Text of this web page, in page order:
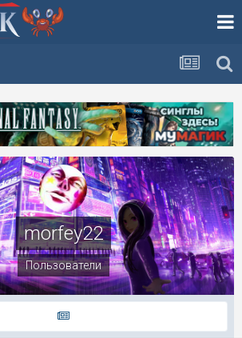
morfey22
Пользователи